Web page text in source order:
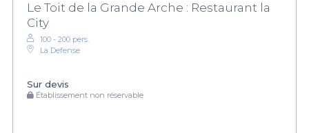
Le Toit de la Grande Arche : Restaurant la
City
100 - 200 pers.
La Defense
Sur devis
Établissement non réservable